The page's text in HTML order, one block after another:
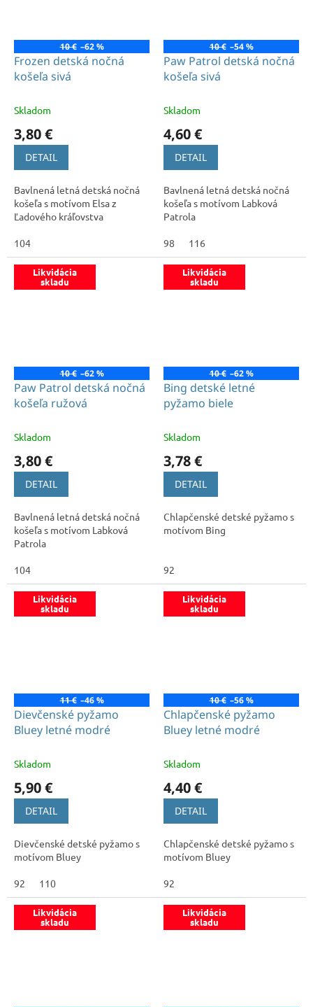
10 € –62 %
Frozen detská nočná
košeľa sivá
Skladom
3,80 €
DETAIL
Bavlnená letná detská nočná
košeľa s motívom Elsa z
Ľadového kráľovstva
104
10 € –54 %
Paw Patrol detská nočná
košeľa sivá
Skladom
4,60 €
DETAIL
Bavlnená letná detská nočná
košeľa s motívom Labková
Patrola
98 116
Likvidácia
skladu
10 € –62 %
Paw Patrol detská nočná
košeľa ružová
Skladom
3,80 €
DETAIL
Bavlnená letná detská nočná
košeľa s motívom Labková
Patrola
104
Likvidácia
skladu
10 € –62 %
Bing detské letné
pyžamo biele
Skladom
3,78 €
DETAIL
Chlapčenské detské pyžamo s
motívom Bing
92
Likvidácia
skladu
11 € –46 %
Dievčenské pyžamo
Bluey letné modré
Skladom
5,90 €
DETAIL
Dievčenské detské pyžamo s
motívom Bluey
92 110
Likvidácia
skladu
10 € –56 %
Chlapčenské pyžamo
Bluey letné modré
Skladom
4,40 €
DETAIL
Chlapčenské detské pyžamo s
motívom Bluey
92
Likvidácia
skladu
Likvidácia
skladu